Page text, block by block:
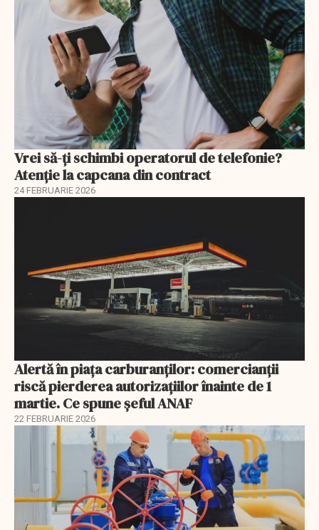
Vrei să-ți schimbi operatorul de telefonie?
Atenție la capcana din contract
24 FEBRUARIE 2026
Alertă în piața carburanților: comercianții
riscă pierderea autorizațiilor înainte de 1
martie. Ce spune șeful ANAF
22 FEBRUARIE 2026